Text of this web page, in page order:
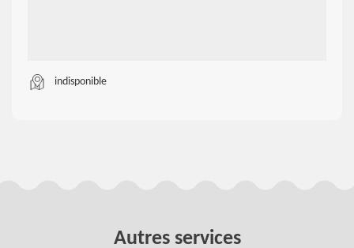
indisponible
Autres services